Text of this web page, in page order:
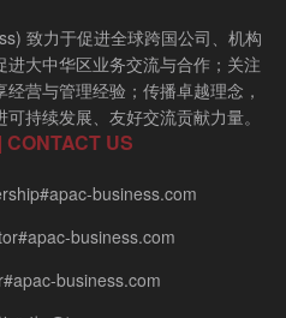
致力于促进全球跨国公司、机构
大中华区业务交流与合作；关注
营与管理经验；传播卓越理念，
持续发展、友好交流贡献力量。
CONTACT US
business.com
business.com
business.com